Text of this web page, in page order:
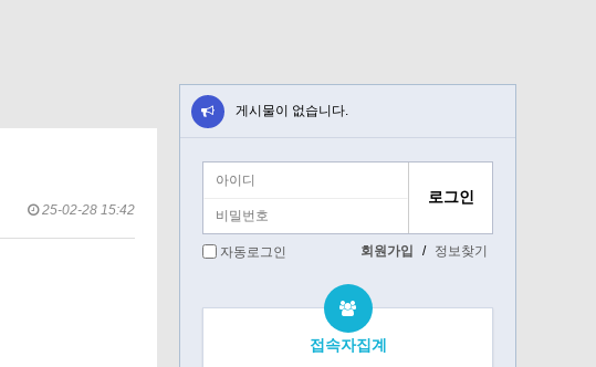
25-02-28 15:42
게시물이 없습니다.
자동로그인 회원가입 / 정보찾기
접속자집계